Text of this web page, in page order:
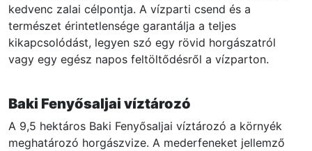
kedvenc zalai célpontja. A vízparti csend és a
természet érintetlensége garantálja a teljes
kikapcsolódást, legyen szó egy rövid horgászatról
vagy egy egész napos feltöltődésről a vízparton.
Baki Fenyősaljai víztározó
A 9,5 hektáros Baki Fenyősaljai víztározó a környék
meghatározó horgászvize. A mederfeneket jellemző